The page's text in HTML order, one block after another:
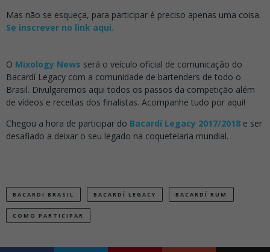
Mas não se esqueça, para participar é preciso apenas uma coisa.
Se inscrever no link aqui.
O Mixology News será o veículo oficial de comunicação do
Bacardí Legacy com a comunidade de bartenders de todo o
Brasil. Divulgaremos aqui todos os passos da competição além
de vídeos e receitas dos finalistas. Acompanhe tudo por aqui!
Chegou a hora de participar do Bacardí Legacy 2017/2018 e ser
desafiado a deixar o seu legado na coquetelaria mundial.
BACARDI BRASIL BACARDÍ LEGACY BACARDÍ RUM
COMO PARTICIPAR